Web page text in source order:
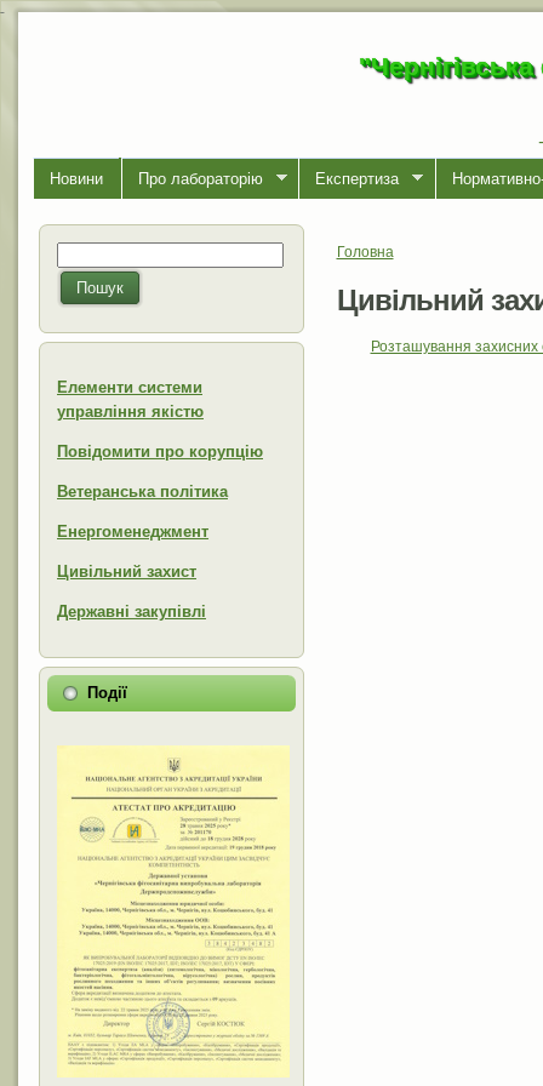
-
Новини Про лабораторiю Експертиза
Пошукова форма
Пошук
Елементи системи
управління якістю
Повідомити про корупцію
Ветеранська політика
Енергоменеджмент
Цивільний захист
Державні закупівлі
Події
Ви є тут
Головна
Цивільний
Розташування захисних